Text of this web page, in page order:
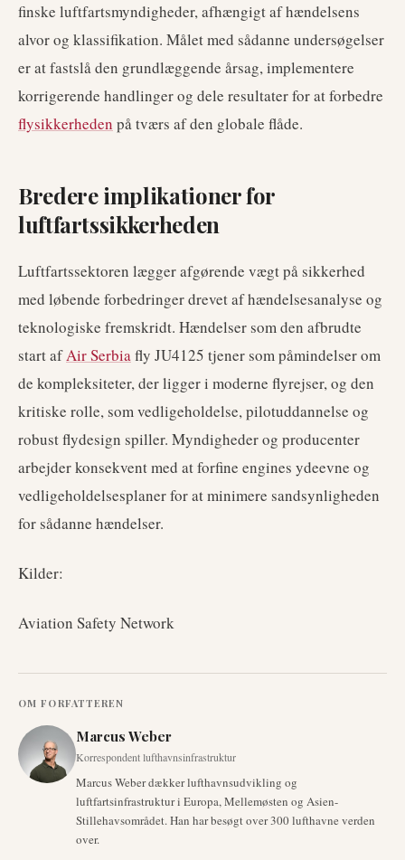
finske luftfartsmyndigheder, afhængigt af hændelsens
alvor og klassifikation. Målet med sådanne undersøgelser
er at fastslå den grundlæggende årsag, implementere
korrigerende handlinger og dele resultater for at forbedre
flysikkerheden på tværs af den globale flåde.
Bredere implikationer for
luftfartssikkerheden
Luftfartssektoren lægger afgørende vægt på sikkerhed
med løbende forbedringer drevet af hændelsesanalyse og
teknologiske fremskridt. Hændelser som den afbrudte
start afAir Serbiafly JU4125 tjener som påmindelser om
de kompleksiteter, der ligger i moderne flyrejser, og den
kritiske rolle, som vedligeholdelse, pilotuddannelse og
robust flydesign spiller. Myndigheder og producenter
arbejder konsekvent med at forfine engines ydeevne og
vedligeholdelsesplaner for at minimere sandsynligheden
for sådanne hændelser.
Kilder:
Aviation Safety Network
OM FORFATTEREN
Marcus Weber
Korrespondent lufthavnsinfrastruktur
Marcus Weber dækker lufthavnsudvikling og
luftfartsinfrastruktur i Europa, Mellemøsten og Asien-
Stillehavsområdet. Han har besøgt over 300 lufthavne verden
over.